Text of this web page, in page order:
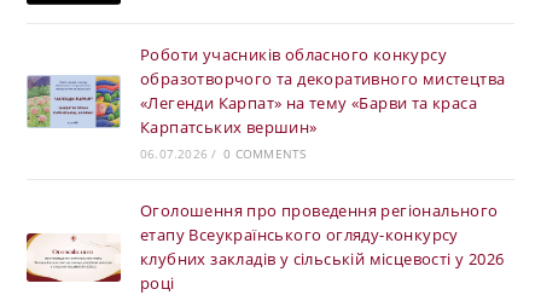
Роботи учасників обласного конкурсу
образотворчого та декоративного мистецтва
«Легенди Карпат» на тему «Барви та краса
Карпатських вершин»
06.07.2026 / 0 COMMENTS
Оголошення про проведення регіонального
етапу Всеукраїнського огляду-конкурсу
клубних закладів у сільській місцевості у 2026
році